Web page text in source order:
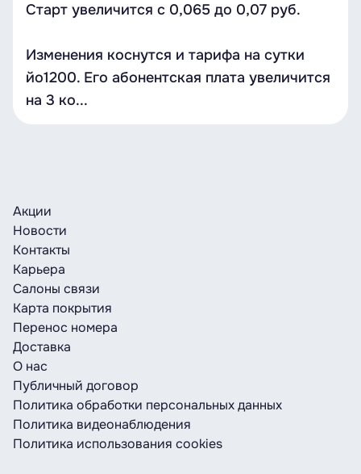
Старт увеличится с 0,065 до 0,07 руб.
Изменения коснутся и тарифа на сутки
йо1200. Его абонентская плата увеличится
на 3 ко...
Акции
Новости
Контакты
Карьера
Салоны связи
Карта покрытия
Перенос номера
Доставка
О нас
Публичный договор
Политика обработки персональных данных
Политика видеонаблюдения
Политика использования cookies